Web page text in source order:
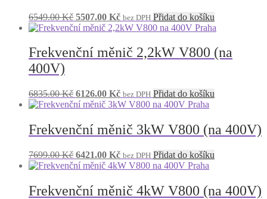
6549.00Kč Původní
cena
6549.00 Kč.
5507.00 KčAktuální
cena
5507.00 Kč.
bez DPH Přidat do košíku
Frekvenční měnič 2,2kW V800 (na
400V)
6835.00Kč Původní
cena
6835.00 Kč.
6126.00 KčAktuální
cena
6126.00 Kč.
bez DPH Přidat do košíku
Frekvenční měnič 3kW V800 (na 400V)
7699.00Kč Původní
cena
7699.00 Kč.
6421.00 KčAktuální
cena
6421.00 Kč.
bez DPH Přidat do košíku
Frekvenční měnič 4kW V800 (na 400V)